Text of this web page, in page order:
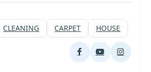
CLEANING CARPET HOUSE